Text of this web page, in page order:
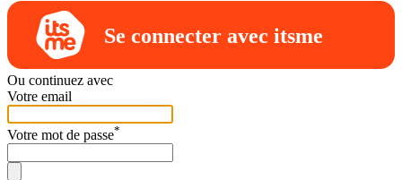
Se connecter avec itsme
Ou continuez avec
Votre email
Votre mot de passe*